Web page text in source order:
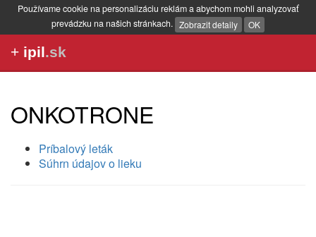
Používame cookie na personalizáciu reklám a abychom mohli analyzovať
prevádzku na našich stránkach. Zobrazit detaily OK
+ ipil.sk
ONKOTRONE
Príbalový leták
Súhrn údajov o lieku